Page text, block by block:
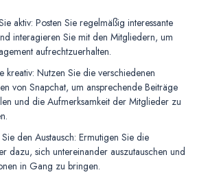
aktiv: Posten Sie regelmäßig interessante
interagieren Sie mit den Mitgliedern, um
aufrechtzuerhalten.
kreativ: Nutzen Sie die verschiedenen
von Snapchat, um ansprechende Beiträge
und die Aufmerksamkeit der Mitglieder zu
den Austausch: Ermutigen Sie die
dazu, sich untereinander auszutauschen und
in Gang zu bringen.